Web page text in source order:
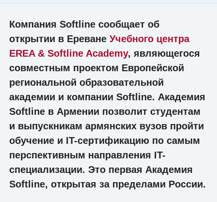
Компания Softline сообщает об
открытии в Ереване Учебного центра
EREA & Softline Academy, являющегося
совместным проектом Европейской
региональной образовательной
академии и компании Softline. Академия
Softline в Армении позволит студентам
и выпускникам армянских вузов пройти
обучение и IT-сертификацию по самым
перспективным направления IT-
специализации. Это первая Академия
Softline, открытая за пределами России.